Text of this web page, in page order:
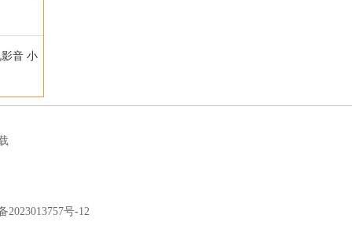
音 小
2023013757号-12